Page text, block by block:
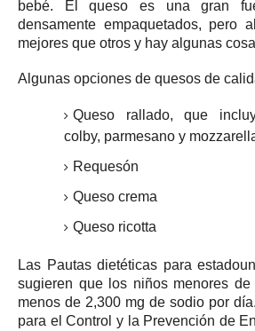
bebé.
El queso es una gran
densamente empaquetados, pero
mejores que otros y hay algunas
Algunas opciones de quesos de
Queso rallado, que
colby, parmesano y
Requesón
Queso crema
Queso ricotta
Las Pautas dietéticas para
sugieren que los niños menores de
menos de 2,300 mg de sodio por día.
para el Control y la Prevención de